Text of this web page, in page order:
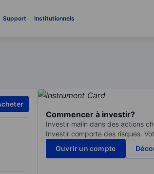
Support Institutionnels
Commencer à investir?
Investir malin dans des actions
Investir comporte des risques.
Ouvrir un compte